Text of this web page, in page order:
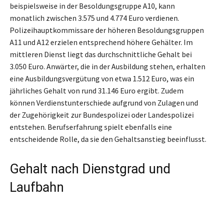
beispielsweise in der Besoldungsgruppe A10, kann
monatlich zwischen 3.575 und 4.774 Euro verdienen.
Polizeihauptkommissare der höheren Besoldungsgruppen
A11 und A12 erzielen entsprechend höhere Gehälter. Im
mittleren Dienst liegt das durchschnittliche Gehalt bei
3.050 Euro. Anwärter, die in der Ausbildung stehen, erhalten
eine Ausbildungsvergütung von etwa 1.512 Euro, was ein
jährliches Gehalt von rund 31.146 Euro ergibt. Zudem
können Verdienstunterschiede aufgrund von Zulagen und
der Zugehörigkeit zur Bundespolizei oder Landespolizei
entstehen. Berufserfahrung spielt ebenfalls eine
entscheidende Rolle, da sie den Gehaltsanstieg beeinflusst.
Gehalt nach Dienstgrad und
Laufbahn